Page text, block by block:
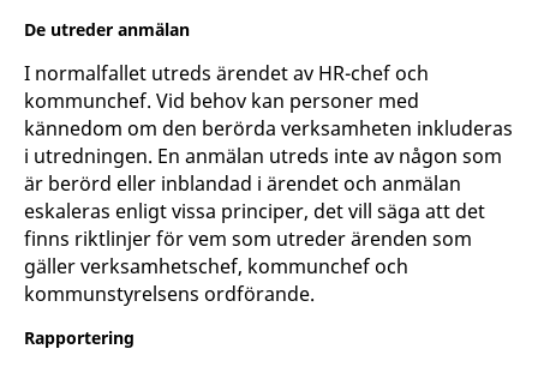
De utreder anmälan
I normalfallet utreds ärendet av HR-chef och
kommunchef. Vid behov kan personer med
kännedom om den berörda verksamheten inkluderas
i utredningen. En anmälan utreds inte av någon som
är berörd eller inblandad i ärendet och anmälan
eskaleras enligt vissa principer, det vill säga att det
finns riktlinjer för vem som utreder ärenden som
gäller verksamhetschef, kommunchef och
kommunstyrelsens ordförande.
Rapportering